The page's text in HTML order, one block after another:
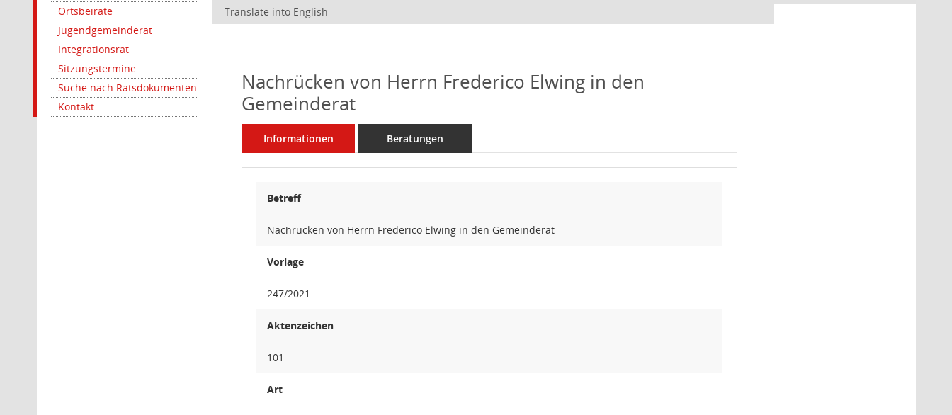
Ortsbeiräte
Jugendgemeinderat
Integrationsrat
Sitzungstermine
Suche nach Ratsdokumenten
Kontakt
Translate into English
Nachrücken von Herrn Frederico Elwing in den
Gemeinderat
Informationen Beratungen
Betreff
Nachrücken von Herrn Frederico Elwing in den Gemeinderat
Vorlage
247/2021
Aktenzeichen
101
Art